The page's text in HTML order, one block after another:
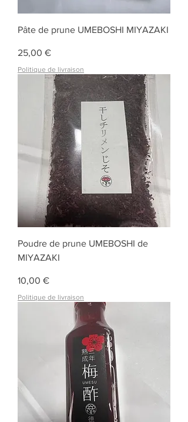
Pâte de prune UMEBOSHI MIYAZAKI
Prix
25,00 €
Politique de livraison
Poudre de prune UMEBOSHI de
MIYAZAKI
Prix
10,00 €
Politique de livraison